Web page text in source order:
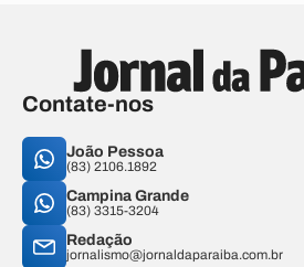
Contate-nos
João Pessoa
(83) 2106.1892
Campina Grande
(83) 3315-3204
Redação
jornalismo@jornaldaparaiba.com.br